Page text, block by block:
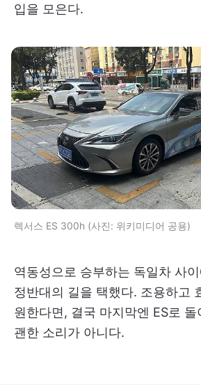
입을 모은다.
렉서스 ES 300h (사진: 위키미디어 공용)
역동성으로 승부하는 독일차 사
정반대의 길을 택했다. 조용하고
원한다면, 결국 마지막엔 ES로 돌
괜한 소리가 아니다.